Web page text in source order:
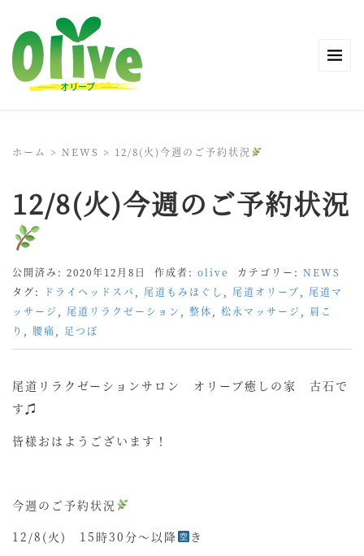
ホーム > NEWS > 12/8(火)今週のご予約状況
12/8(火)今週のご予約状況
公開済み: 2020年12月8日 作成者: olive カテゴリー: NEWS
タグ:
ドライヘッドスパ 尾道もみほぐし 尾道オリーブ
尾道マ
ッサージ
尾道リラクゼーション 整体 松永マッサージ
肩こ
り
腰痛 足つぼ
尾道リラクゼーションサロン オリーブ癒しの家 古石で
す♫
皆様おはようございます！
今週のご予約状況
12/8(火) 15時30分〜以降
き